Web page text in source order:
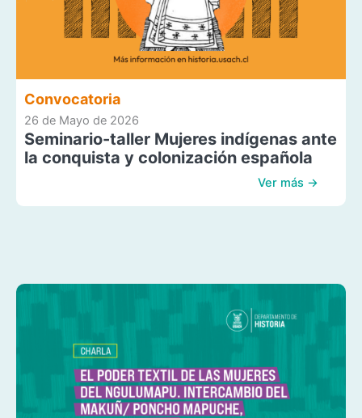
Convocatoria
26 de Mayo de 2026
Seminario-taller Mujeres indígenas ante
la conquista y colonización española
Ver más →